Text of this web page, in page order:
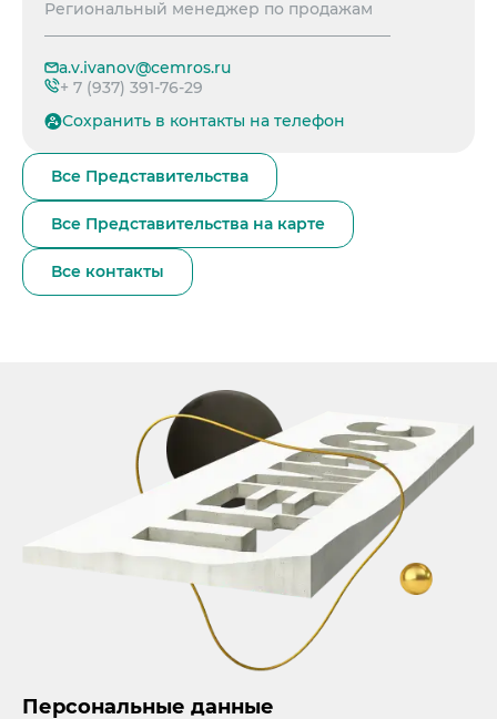
Региональный менеджер по продажам
a.v.ivanov@cemros.ru
+ 7 (937) 391-76-29
Сохранить в контакты на телефон
Все Представительства
Все Представительства на карте
Все контакты
Персональные данные
Издание для клиентов
Медиабанк
Пресса о нас